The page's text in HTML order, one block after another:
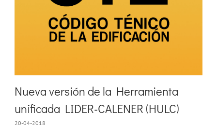
Nueva versión de la Herramienta
unificada LIDER-CALENER (HULC)
20-04-2018